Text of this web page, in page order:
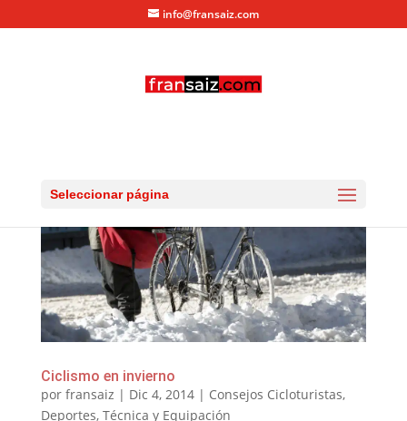
info@fransaiz.com
Seleccionar página
Ciclismo en invierno
por fransaiz | Dic 4, 2014| Consejos Cicloturistas,
Deportes, Técnica y Equipación